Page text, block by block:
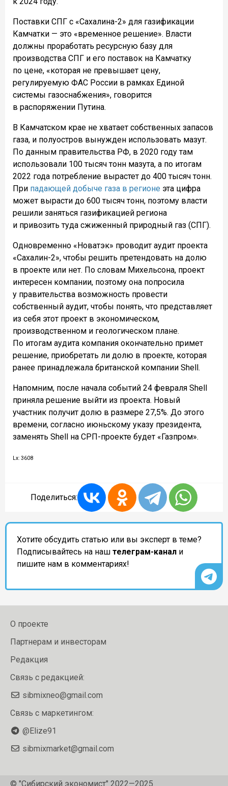
Поставки СПГ с «Сахалина-2» для газификации
Камчатки — это «временное решение». Власти
должны проработать ресурсную базу для
производства СПГ и его поставок на Камчатку
по цене, «которая не превышает цену,
регулируемую ФАС России в рамках Единой
системы газоснабжения», говорится
в распоряжении Путина.
В Камчатском крае не хватает собственных запасов
газа, и полуостров вынужден использовать мазут.
По данным правительства РФ, в 2020 году там
использовали 100 тысяч тонн мазута, а по итогам
2022 года потребление вырастет до 400 тысяч тонн.
При падающей добыче газа в регионе эта цифра
может вырасти до 600 тысяч тонн, поэтому власти
решили заняться газификацией региона
и привозить туда сжиженный природный газ (СПГ).
Одновременно «Новатэк» проводит аудит проекта
«Сахалин-2», чтобы решить претендовать на долю
в проекте или нет. По словам Михельсона, проект
интересен компании, поэтому она попросила
у правительства возможность провести
собственный аудит, чтобы понять, что представляет
из себя этот проект в экономическом,
производственном и геологическом плане.
По итогам аудита компания окончательно примет
решение, приобретать ли долю в проекте, которая
ранее принадлежала британской компании Shell.
Напомним, после начала событий 24 февраля Shell
приняла решение выйти из проекта. Новый
участник получит долю в размере 27,5%. До этого
времени, согласно июньскому указу президента,
заменять Shell на СРП-проекте будет «Газпром».
Lx: 3608
Поделиться:
Хотите обсудить статью или вы эксперт в теме?
Подписывайтесь на наш телеграм-канал и
пишите нам в комментариях!
О проекте
Партнерам и инвесторам
Редакция
Связь с редакцией:
sibmixneo@gmail.com
Связь с маркетингом:
@Elize91
sibmixmarket@gmail.com
© "Сибирский экономист" 2022—2025